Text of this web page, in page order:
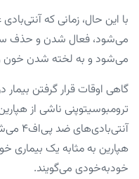
می‌شود، فعال شدن و حذف
می‌شود و به لخته شدن خون
گاهی اوقات قرار گرفتن
هپارین به مثابه یک بیماری
خودبه‌خودی می‌گویند.